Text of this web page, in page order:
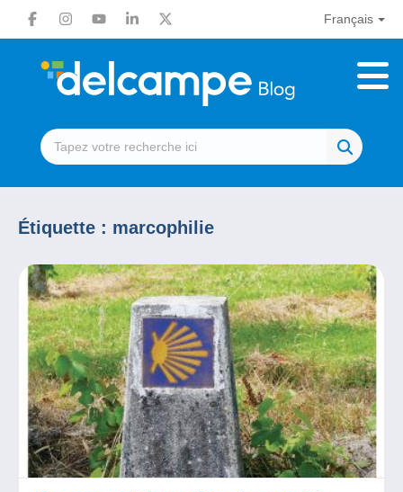
Français
Étiquette : marcophilie